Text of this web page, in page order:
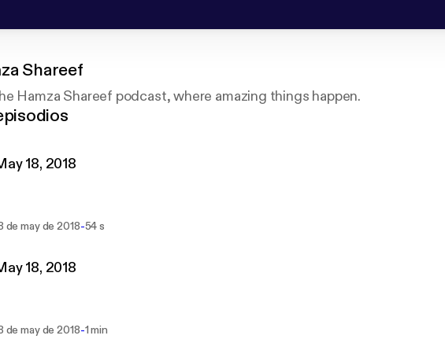
Shareef
Hamza Shareef podcast, where amazing things happen.
18, 2018
de may de 2018-54 s
18, 2018
de may de 2018-1 min